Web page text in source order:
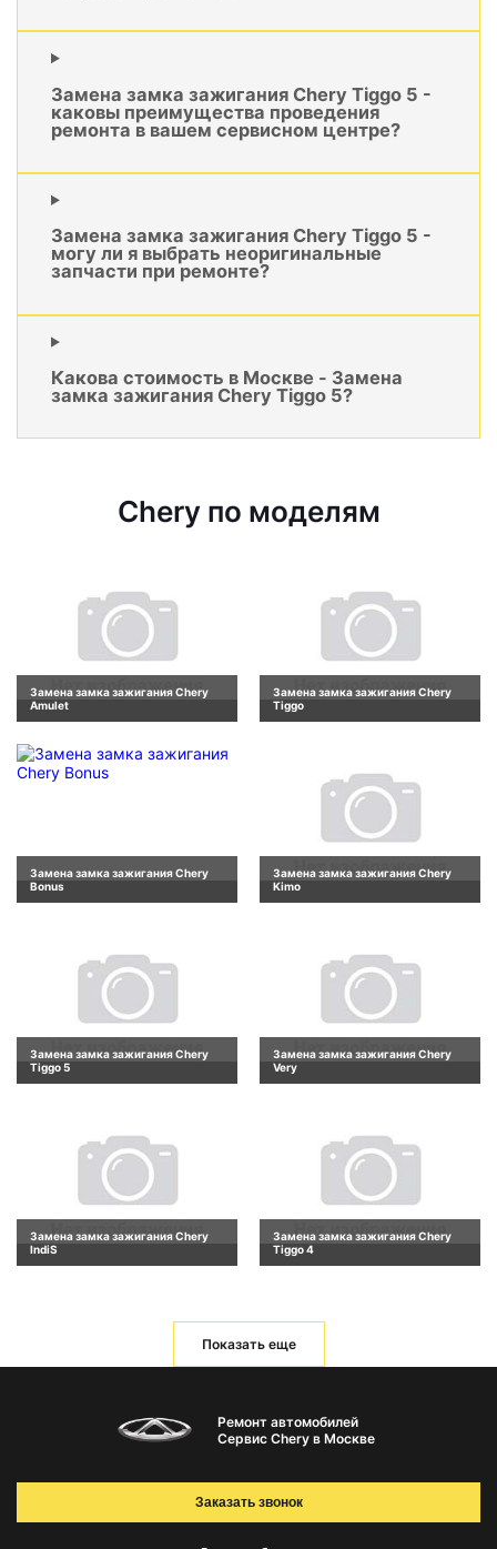
Замена замка зажигания Chery Tiggo 5 -
каковы преимущества проведения
ремонта в вашем сервисном центре?
Замена замка зажигания Chery Tiggo 5 -
могу ли я выбрать неоригинальные
запчасти при ремонте?
Какова стоимость в Москве - Замена
замка зажигания Chery Tiggo 5?
Chery по моделям
Замена замка зажигания Chery
Amulet
Замена замка зажигания Chery
Tiggo
Замена замка зажигания Chery
Bonus
Замена замка зажигания Chery
Kimo
Замена замка зажигания Chery
Tiggo 5
Замена замка зажигания Chery
Very
Замена замка зажигания Chery
IndiS
Замена замка зажигания Chery
Tiggo 4
Показать еще
Ремонт автомобилей
Сервис Chery в Москве
Заказать звонок